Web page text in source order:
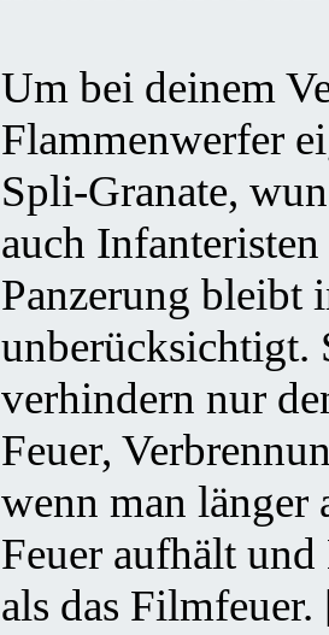
Um bei deinem
Flammenwerfer
Spli-Granate,
auch
Panzerung bleibt
unberücksichtigt.
verhindern nur
Feuer,
wenn man länger
Feuer aufhält
als das